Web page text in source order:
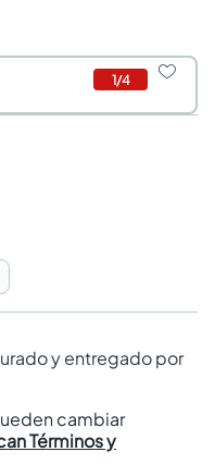
1/4
y entregado por
cambiar
Términos y